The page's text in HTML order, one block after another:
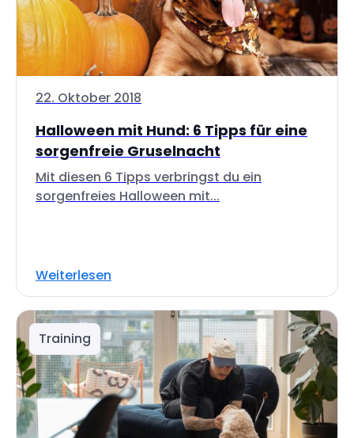
22. Oktober 2018
Halloween mit Hund: 6 Tipps für eine
sorgenfreie Gruselnacht
Mit diesen 6 Tipps verbringst du ein
sorgenfreies Halloween mit...
Weiterlesen
Training